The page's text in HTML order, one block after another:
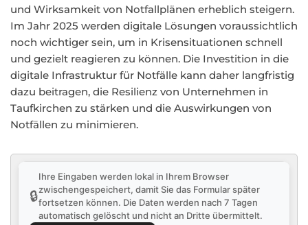
und Wirksamkeit von Notfallplänen erheblich steigern.
Im Jahr 2025 werden digitale Lösungen voraussichtlich
noch wichtiger sein, um in Krisensituationen schnell
und gezielt reagieren zu können. Die Investition in die
digitale Infrastruktur für Notfälle kann daher langfristig
dazu beitragen, die Resilienz von Unternehmen in
Taufkirchen zu stärken und die Auswirkungen von
Notfällen zu minimieren.
🔒
Ihre Eingaben werden lokal in Ihrem Browser
zwischengespeichert, damit Sie das Formular später
fortsetzen können. Die Daten werden nach 7 Tagen
automatisch gelöscht und nicht an Dritte übermittelt.